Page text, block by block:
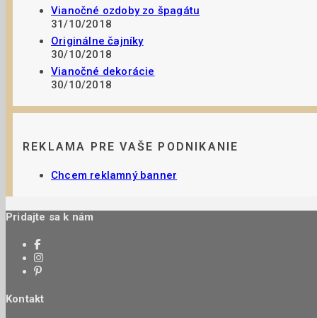
Vianočné ozdoby zo špagátu
31/10/2018
Originálne čajníky
30/10/2018
Vianočné dekorácie
30/10/2018
REKLAMA PRE VAŠE PODNIKANIE
Chcem reklamný banner
Pridajte sa k nám
Kontakt